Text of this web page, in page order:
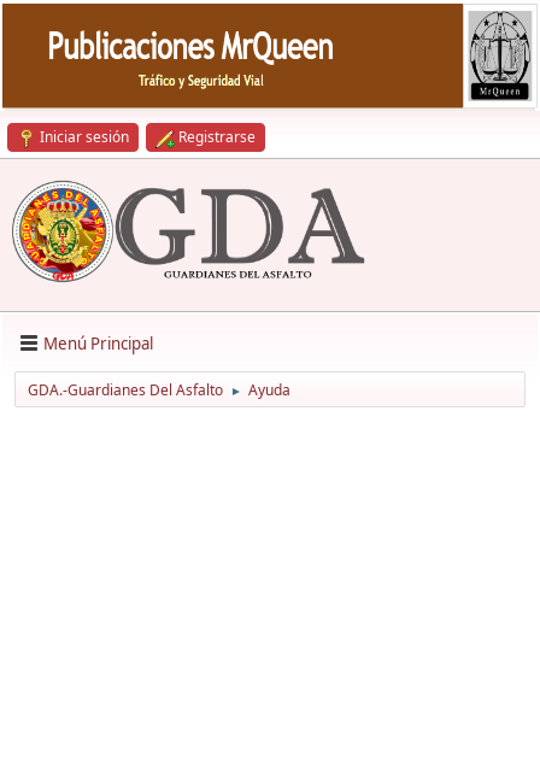
Iniciar sesión Registrarse
Menú Principal
GDA.-Guardianes Del Asfalto ► Ayuda